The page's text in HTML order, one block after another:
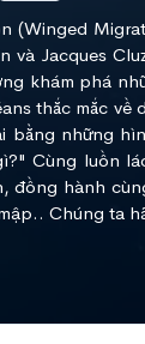
(Winged
và Jacques
khám phá
thắc mắc
bằng những
Cùng luồn
đồng hành
Chúng ta